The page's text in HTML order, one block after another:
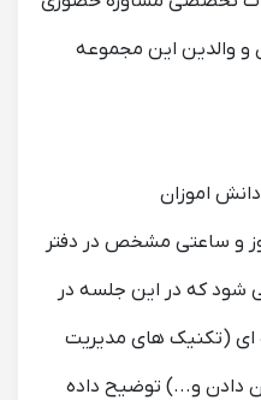
و والدین این مجموعه
اموزان
و ساعتی مشخص در دفتر
شود که در این جلسه در
ای (تکنیک های مدیریت
دادن و...) توضیح داده